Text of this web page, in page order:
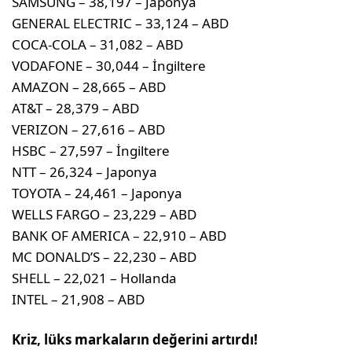
GENERAL ELECTRIC – 33,124 – ABD
COCA-COLA – 31,082 – ABD
VODAFONE – 30,044 – İngiltere
AMAZON – 28,665 – ABD
AT&T – 28,379 – ABD
VERIZON – 27,616 – ABD
HSBC – 27,597 – İngiltere
NTT – 26,324 – Japonya
TOYOTA – 24,461 – Japonya
WELLS FARGO – 23,229 – ABD
BANK OF AMERICA – 22,910 – ABD
MC DONALD’S – 22,230 – ABD
SHELL – 22,021 – Hollanda
INTEL – 21,908 – ABD
Kriz, lüks markaların değerini artırdı!